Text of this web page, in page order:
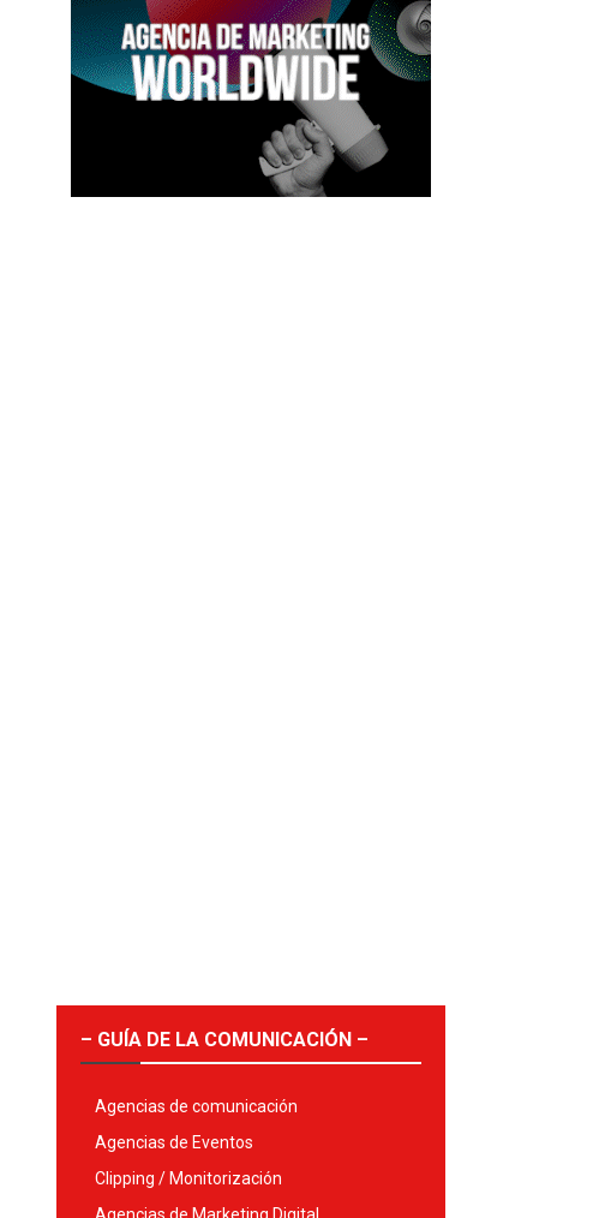
– GUÍA DE LA COMUNICACIÓN –
Agencias de comunicación
Agencias de Eventos
Clipping / Monitorización